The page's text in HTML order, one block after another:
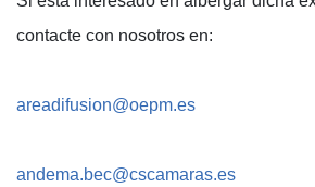
contacte con nosotros en:
areadifusion@oepm.es
andema.bec@cscamaras.es